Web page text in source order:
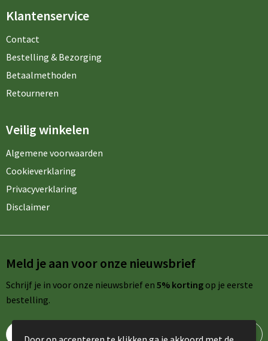
Klantenservice
Contact
Bestelling & Bezorging
Betaalmethoden
Retourneren
Veilig winkelen
Algemene voorwaarden
Cookieverklaring
Privacyverklaring
Disclaimer
Meld je aan voor onze nieuwsbrief
Schrijf je in voor onze nieuwsbrief en 5% kortingop je eerste
bestelling.